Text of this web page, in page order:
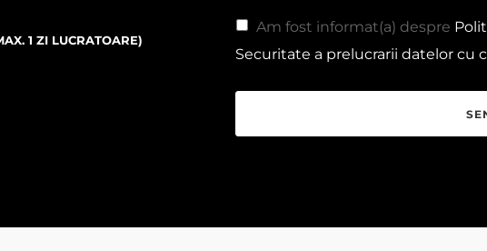
1 ZI LUCRATOARE)
Am fost informat(a) despre
Securitate a prelucrarii datelor cu